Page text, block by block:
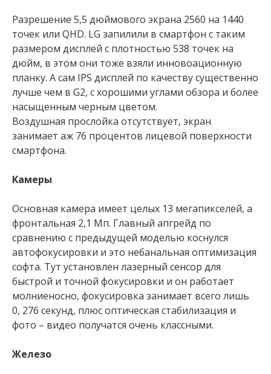
Разрешение 5,5 дюймового экрана 2560 на 1440
точек или QHD. LG запилили в смартфон с таким
размером дисплей с плотностью 538 точек на
дюйм, в этом они тоже взяли инновоационную
планку. А сам IPS дисплей по качеству существенно
лучше чем в G2, с хорошими углами обзора и более
насыщенным черным цветом.
Воздушная прослойка отсутствует, экран
занимает аж 76 процентов лицевой поверхности
смартфона.
Камеры
Основная камера имеет целых 13 мегапикселей, а
фронтальная 2,1 Мп. Главный апгрейд по
сравнению с предыдущей моделью коснулся
автофокусировки и это небанальная оптимизация
софта. Тут установлен лазерный сенсор для
быстрой и точной фокусировки и он работает
молниеносно, фокусировка занимает всего лишь
0, 276 секунд, плюс оптическая стабилизация и
фото – видео получатся очень классными.
Железо